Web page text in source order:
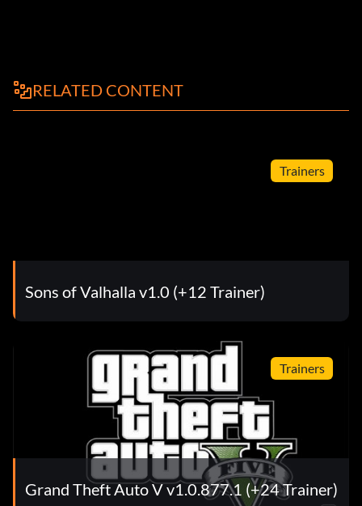
RELATED CONTENT
Trainers
Sons of Valhalla v1.0 (+12 Trainer)
Trainers
Grand Theft Auto V v1.0.877.1 (+24 Trainer)